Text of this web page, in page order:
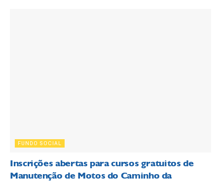
FUNDO SOCIAL
Inscrições abertas para cursos gratuitos de
Manutenção de Motos do Caminho da